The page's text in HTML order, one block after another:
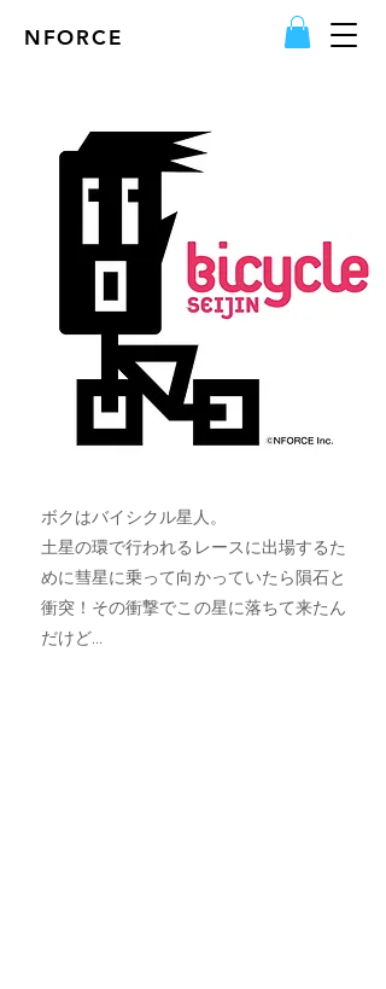
NFORCE
ボクはバイシクル星人。
土星の環で行われるレースに出場するた
めに彗星に乗って向かっていたら隕石と
衝突！その衝撃でこの星に落ちて来たん
だけど...